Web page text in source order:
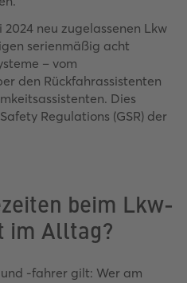
2024 neu zugelassenen Lkw
serienmäßig acht
– vom
den Rückfahrassistenten
Dies
Regulations (GSR) der
beim Lkw-
im Alltag?
-fahrer gilt: Wer am